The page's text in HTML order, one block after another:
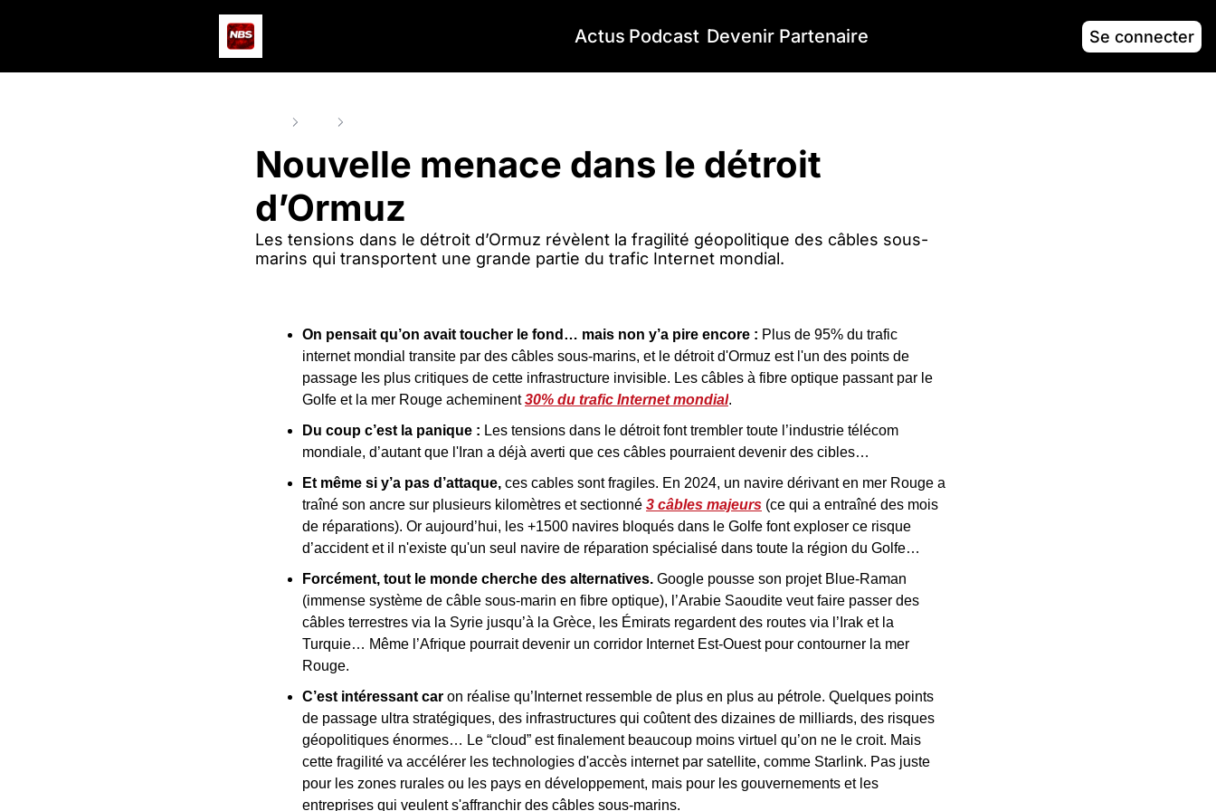
Actus Podcast Devenir Partenaire Se connecter
Nouvelle menace dans le détroit
d’Ormuz
Les tensions dans le détroit d’Ormuz révèlent la fragilité géopolitique des câbles sous-
marins qui transportent une grande partie du trafic Internet mondial.
On pensait qu’on avait toucher le fond… mais non y’a pire encore : Plus de 95% du trafic
internet mondial transite par des câbles sous-marins, et le détroit d'Ormuz est l'un des points de
passage les plus critiques de cette infrastructure invisible. Les câbles à fibre optique passant par le
Golfe et la mer Rouge acheminent 30% du trafic Internet mondial.
Du coup c’est la panique : Les tensions dans le détroit font trembler toute l’industrie télécom
mondiale, d’autant que l'Iran a déjà averti que ces câbles pourraient devenir des cibles…
Et même si y’a pas d’attaque, ces cables sont fragiles. En 2024, un navire dérivant en mer Rouge a
traîné son ancre sur plusieurs kilomètres et sectionné 3 câbles majeurs (ce qui a entraîné des mois
de réparations). Or aujourd’hui, les +1500 navires bloqués dans le Golfe font exploser ce risque
d’accident et il n'existe qu'un seul navire de réparation spécialisé dans toute la région du Golfe…
Forcément, tout le monde cherche des alternatives. Google pousse son projet Blue-Raman
(immense système de câble sous-marin en fibre optique), l’Arabie Saoudite veut faire passer des
câbles terrestres via la Syrie jusqu’à la Grèce, les Émirats regardent des routes via l’Irak et la
Turquie… Même l’Afrique pourrait devenir un corridor Internet Est-Ouest pour contourner la mer
Rouge.
C’est intéressant car on réalise qu’Internet ressemble de plus en plus au pétrole. Quelques points
de passage ultra stratégiques, des infrastructures qui coûtent des dizaines de milliards, des risques
géopolitiques énormes… Le “cloud” est finalement beaucoup moins virtuel qu’on ne le croit. Mais
cette fragilité va accélérer les technologies d'accès internet par satellite, comme Starlink. Pas juste
pour les zones rurales ou les pays en développement, mais pour les gouvernements et les
entreprises qui veulent s'affranchir des câbles sous-marins.